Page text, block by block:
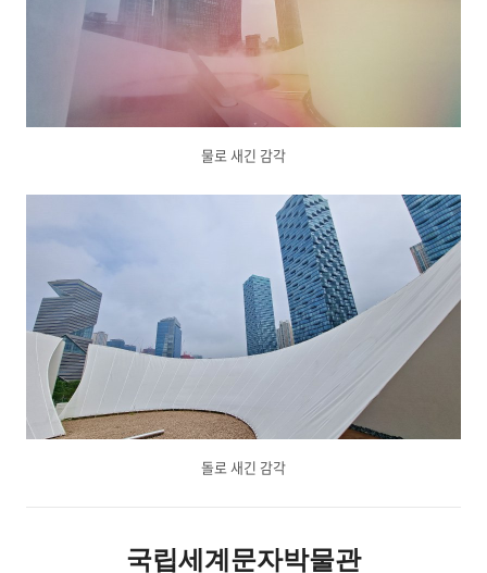
물로 새긴 감각
돌로 새긴 감각